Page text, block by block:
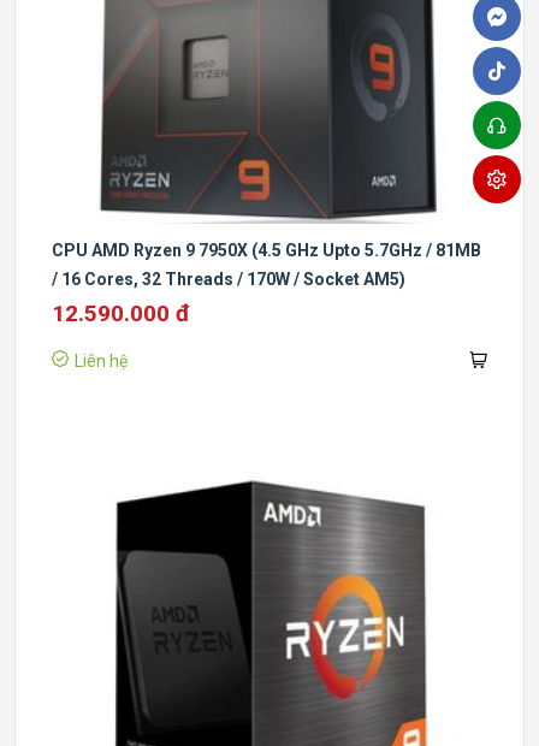
CPU AMD Ryzen 9 7950X (4.5 GHz Upto 5.7GHz / 81MB
/ 16 Cores, 32 Threads / 170W / Socket AM5)
12.590.000 đ
Liên hệ